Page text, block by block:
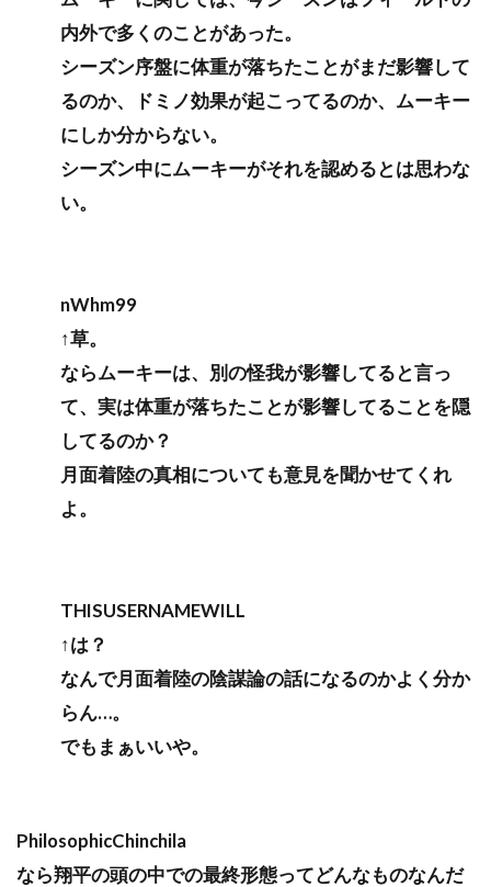
内外で多くのことがあった。
シーズン序盤に体重が落ちたことがまだ影響して
るのか、ドミノ効果が起こってるのか、ムーキー
にしか分からない。
シーズン中にムーキーがそれを認めるとは思わな
い。
nWhm99
↑草。
ならムーキーは、別の怪我が影響してると言っ
て、実は体重が落ちたことが影響してることを隠
してるのか？
月面着陸の真相についても意見を聞かせてくれ
よ。
THISUSERNAMEWILL
↑は？
なんで月面着陸の陰謀論の話になるのかよく分か
らん…。
でもまぁいいや。
PhilosophicChinchila
なら翔平の頭の中での最終形態ってどんなものなんだ